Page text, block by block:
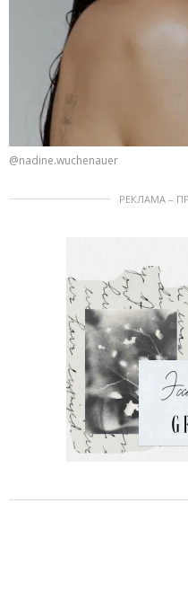
@nadine.wuchenauer
РЕКЛАМА –